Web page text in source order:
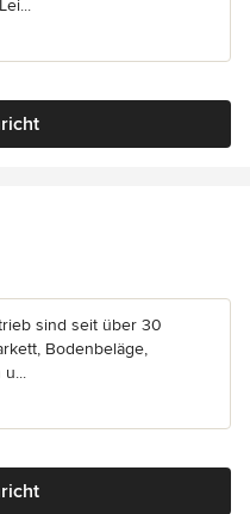
5 Sternen
sind seit über 30
Bodenbeläge,
u...